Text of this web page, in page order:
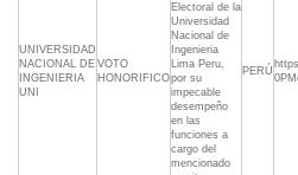
UNIVERSIDAD
NACIONAL DE
INGENIERIA
UNI
VOTO
HONORIFICO
Electoral de la
Universidad
Nacional de
Ingenieria
Lima Peru,
por su
impecable
desempeño
en las
funciones a
cargo del
mencionado
PERÚ